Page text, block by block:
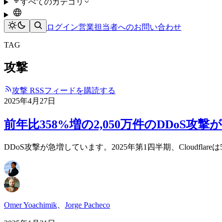
すべてのカテゴリ
ログイン営業担当者へのお問い合わせ
TAG
攻撃
攻撃 RSSフィードを購読する
2025年4月27日
前年比358%増の2,050万件のDDoS攻撃
DDoS攻撃が急増しています。2025年第1四半期、Cloudflare
Omer Yoachimik Jorge Pacheco